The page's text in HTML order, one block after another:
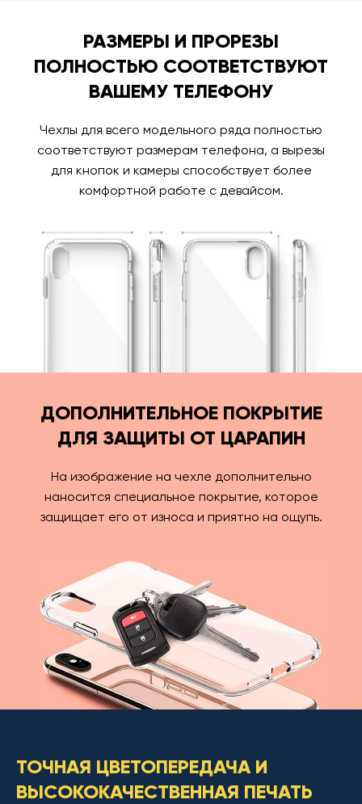
РАЗМЕРЫ И ПРОРЕЗЫ
ПОЛНОСТЬЮ СООТВЕТСТВУЮТ
ВАШЕМУ ТЕЛЕФОНУ
Чехлы для всего модельного ряда полностью
соответствуют размерам телефона, а вырезы
для кнопок и камеры способствует более
комфортной работе с девайсом.
ДОПОЛНИТЕЛЬНОЕ ПОКРЫТИЕ
ДЛЯ ЗАЩИТЫ ОТ ЦАРАПИН
На изображение на чехле дополнительно
наносится специальное покрытие, которое
защищает его от износа и приятно на ощупь.
ТОЧНАЯ ЦВЕТОПЕРЕДАЧА И
ВЫСОКОКАЧЕСТВЕННАЯ ПЕЧАТЬ